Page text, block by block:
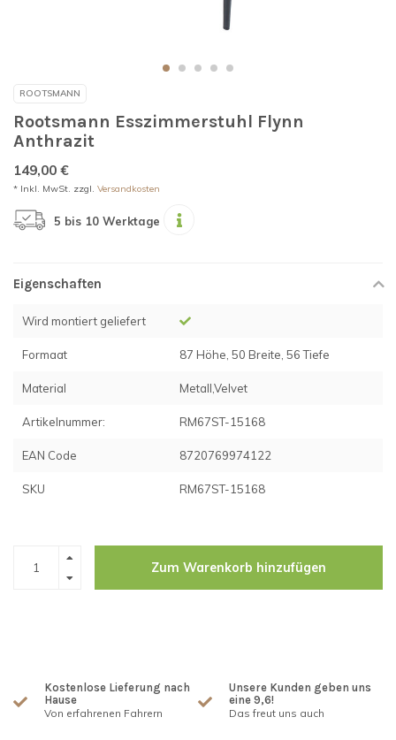
ROOTSMANN
Rootsmann Esszimmerstuhl Flynn
Anthrazit
149,00 €
* Inkl. MwSt. zzgl. Versandkosten
5 bis 10 Werktage
Eigenschaften
Wird montiert geliefert
Formaat 87 Höhe, 50 Breite, 56 Tiefe
Material Metall,Velvet
Artikelnummer: RM67ST-15168
EAN Code 8720769974122
SKU RM67ST-15168
Zum Warenkorb hinzufügen
Kostenlose Lieferung nach
Hause
Von erfahrenen Fahrern
Unsere Kunden geben uns
eine 9,6!
Das freut uns auch